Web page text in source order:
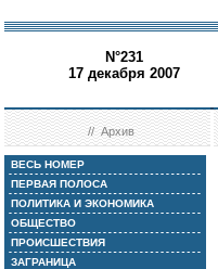
N°231
17 декабря 2007
//Архив
ВЕСЬ НОМЕР
ПЕРВАЯ ПОЛОСА
ПОЛИТИКА И ЭКОНОМИКА
ОБЩЕСТВО
ПРОИСШЕСТВИЯ
ЗАГРАНИЦА